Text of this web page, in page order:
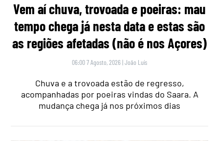
Vem aí chuva, trovoada e poeiras: mau
tempo chega já nesta data e estas são
as regiões afetadas (não é nos Açores)
06:00 7 Agosto, 2026 |João Luís
Chuva e a trovoada estão de regresso,
acompanhadas por poeiras vindas do Saara. A
mudança chega já nos próximos dias